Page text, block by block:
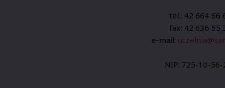
tel.: 42 664 66
fax: 42 636 55
e-mail:
NIP: 725-10-56-